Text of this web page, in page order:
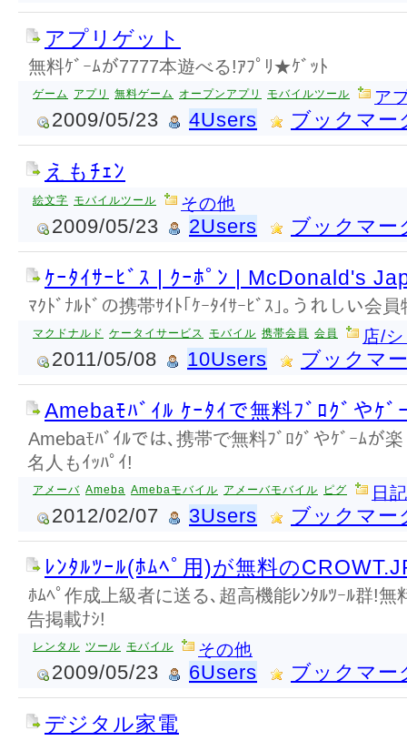
アプリゲット
無料ｹﾞｰﾑが7777本遊べる!ｱﾌﾟﾘ★ｹﾞｯﾄ
ゲーム アプリ 無料ゲーム オープンアプリ モバイルツール ア
2009/05/23 4Users ブックマー
えもﾁｪﾝ
絵文字 モバイルツール その他
2009/05/23 2Users ブックマー
ｹｰﾀｲｻｰﾋﾞｽ | ｸｰﾎﾟﾝ | McDonald's
ﾏｸﾄﾞﾅﾙﾄﾞの携帯ｻｲﾄ｢ｹｰﾀｲｻｰﾋﾞｽ｣｡うれしい会
マクドナルド ケータイサービス モバイル 携帯会員 会員 店/
2011/05/08 10Users ブックマ
Amebaﾓﾊﾞｲﾙ ｹｰﾀｲで無料ﾌﾞﾛｸﾞやｹﾞ
Amebaﾓﾊﾞｲﾙでは､携帯で無料ﾌﾞﾛｸﾞやｹﾞｰﾑが
名人もｲｯﾊﾟｲ!
アメーバ Ameba Amebaモバイル アメーバモバイル ピグ 日
2012/02/07 3Users ブックマー
ﾚﾝﾀﾙﾂｰﾙ(ﾎﾑﾍﾟ用)が無料の
ﾎﾑﾍﾟ作成上級者に送る､超高機能ﾚﾝﾀﾙﾂｰﾙ群!無
告掲載ﾅｼ!
レンタル ツール モバイル その他
2009/05/23 6Users ブックマー
デジタル家電